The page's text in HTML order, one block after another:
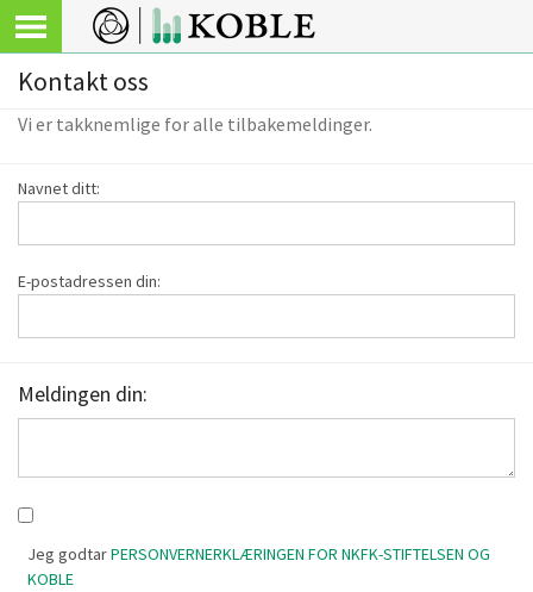
Kontakt oss
Vi er takknemlige for alle tilbakemeldinger.
Navnet ditt:
E-postadressen din:
Meldingen din:
Jeg godtarPERSONVERNERKLÆRINGEN FOR NKFK-STIFTELSEN OG
KOBLE